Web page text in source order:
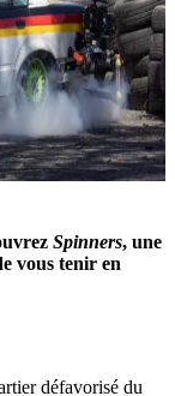
Spinners, une
vous tenir en
défavorisé du